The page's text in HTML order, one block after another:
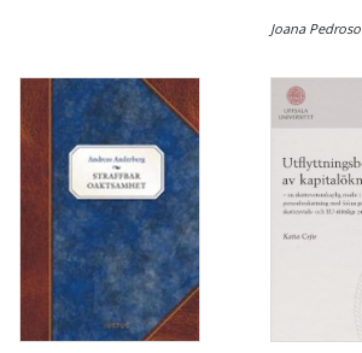
Joana Pedroso